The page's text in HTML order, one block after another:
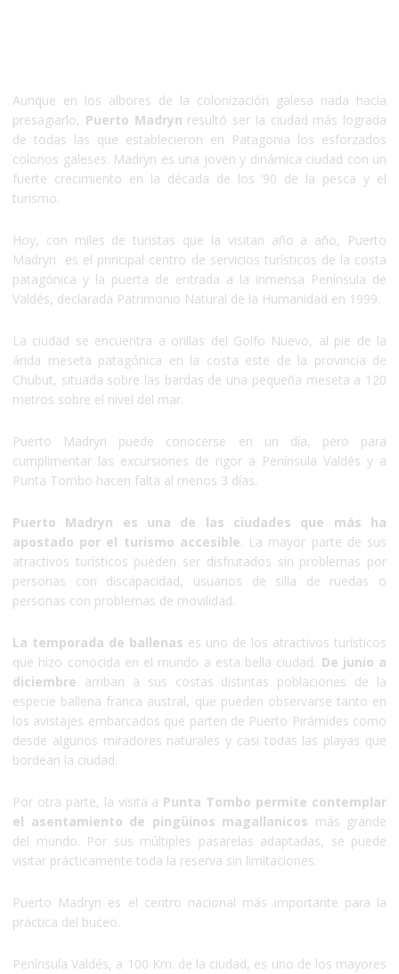
Aunque en los albores de la colonización galesa nada hacía
presagiarlo, Puerto Madryn resultó ser la ciudad más lograda
de todas las que establecieron en Patagonia los esforzados
colonos galeses. Madryn es una joven y dinámica ciudad con un
fuerte crecimiento en la década de los ’90 de la pesca y el
turismo.
Hoy, con miles de turistas que la visitan año a año, Puerto
Madryn es el principal centro de servicios turísticos de la costa
patagónica y la puerta de entrada a la inmensa Península de
Valdés, declarada Patrimonio Natural de la Humanidad en 1999.
La ciudad se encuentra a orillas del Golfo Nuevo, al pie de la
árida meseta patagónica en la costa este de la provincia de
Chubut, situada sobre las bardas de una pequeña meseta a 120
metros sobre el nivel del mar.
Puerto Madryn puede conocerse en un día, pero para
cumplimentar las excursiones de rigor a Península Valdés y a
Punta Tombo hacen falta al menos 3 días.
Puerto Madryn es una de las ciudades que más ha
apostado por el turismo accesible. La mayor parte de sus
atractivos turísticos pueden ser disfrutados sin problemas por
personas con discapacidad, usuarios de silla de ruedas o
personas con problemas de movilidad.
La temporada de ballenas es uno de los atractivos turísticos
que hizo conocida en el mundo a esta bella ciudad. De junio a
diciembre arriban a sus costas distintas poblaciones de la
especie ballena franca austral, que pueden observarse tanto en
los avistajes embarcados que parten de Puerto Pirámides como
desde algunos miradores naturales y casi todas las playas que
bordean la ciudad.
Por otra parte, la visita a Punta Tombo permite contemplar
el asentamiento de pingüinos magallanicos más grande
del mundo. Por sus múltiples pasarelas adaptadas, se puede
visitar prácticamente toda la reserva sin limitaciones.
Puerto Madryn es el centro nacional más importante para la
práctica del buceo.
Península Valdés, a 100 Km. de la ciudad, es uno de los mayores